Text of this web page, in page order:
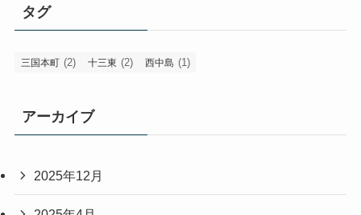
タグ
三国本町 (2) 十三東 (2) 西中島 (1)
アーカイブ
2025年12月